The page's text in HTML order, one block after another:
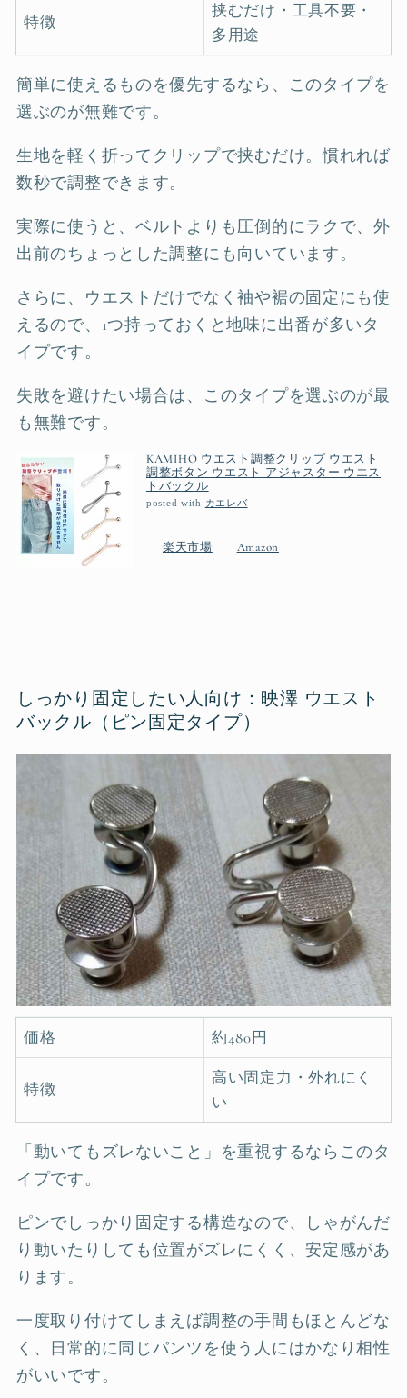
特徴
挟むだけ・工具不要・
多用途
簡単に使えるものを優先するなら、このタイプを
選ぶのが無難です。
生地を軽く折ってクリップで挟むだけ。慣れれば
数秒で調整できます。
実際に使うと、ベルトよりも圧倒的にラクで、外
出前のちょっとした調整にも向いています。
さらに、ウエストだけでなく袖や裾の固定にも使
えるので、1つ持っておくと地味に出番が多いタ
イプです。
失敗を避けたい場合は、このタイプを選ぶのが最
も無難です。
KAMIHO ウエスト調整クリップ ウエスト
調整ボタン ウエスト アジャスター ウエス
トバックル
posted with カエレバ
楽天市場 Amazon
しっかり固定したい人向け：映澤 ウエスト
バックル（ピン固定タイプ）
価格 約480円
特徴
高い固定力・外れにく
い
「動いてもズレないこと」を重視するならこのタ
イプです。
ピンでしっかり固定する構造なので、しゃがんだ
り動いたりしても位置がズレにくく、安定感があ
ります。
一度取り付けてしまえば調整の手間もほとんどな
く、日常的に同じパンツを使う人にはかなり相性
がいいです。